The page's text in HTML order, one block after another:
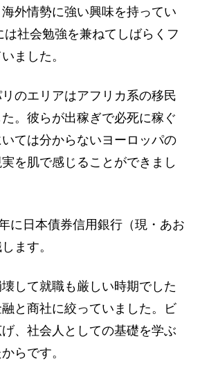
外情勢に強い興味を持ってい
は社会勉強を兼ねてしばらくフ
ました。
のエリアはアフリカ系の移民
。彼らが出稼ぎで必死に稼ぐ
ては分からないヨーロッパの
を肌で感じることができまし
に日本債券信用銀行（現・あお
ます。
して就職も厳しい時期でした
と商社に絞っていました。ビ
、社会人としての基礎を学ぶ
らです。